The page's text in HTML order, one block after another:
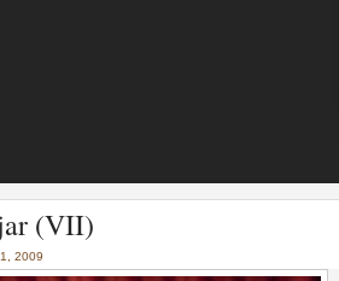
temporadas de Game
mejores tráilers
(VII)
2009